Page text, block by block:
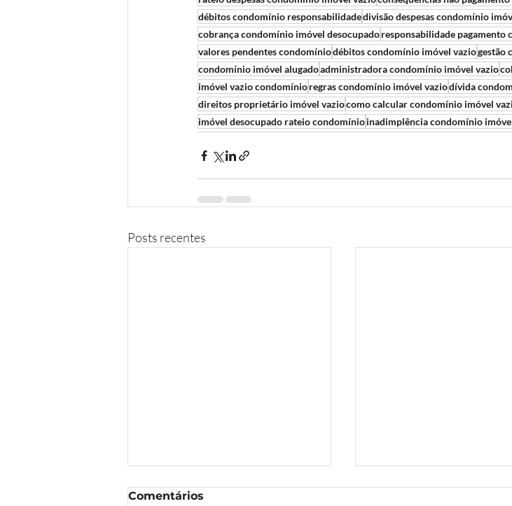
débitos condomínio responsabilidadedivisão despesas condomínio
cobrança condomínio imóvel desocupadoresponsabilidade pagamento
valores pendentes condomíniodébitos condomínio imóvel vaziogestão
condomínio imóvel alugadoadministradora condomínio imóvel vazio
imóvel vazio condomínioregras condomínio imóvel vaziodívida
direitos proprietário imóvel vaziocomo calcular condomínio imóvel
imóvel desocupado rateio condomínioinadimplência condomínio
Posts recentes
Comentários